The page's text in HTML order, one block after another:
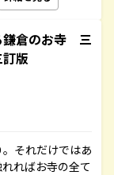
鎌倉のお寺 三
版
それだけではあ
ればお寺の全て